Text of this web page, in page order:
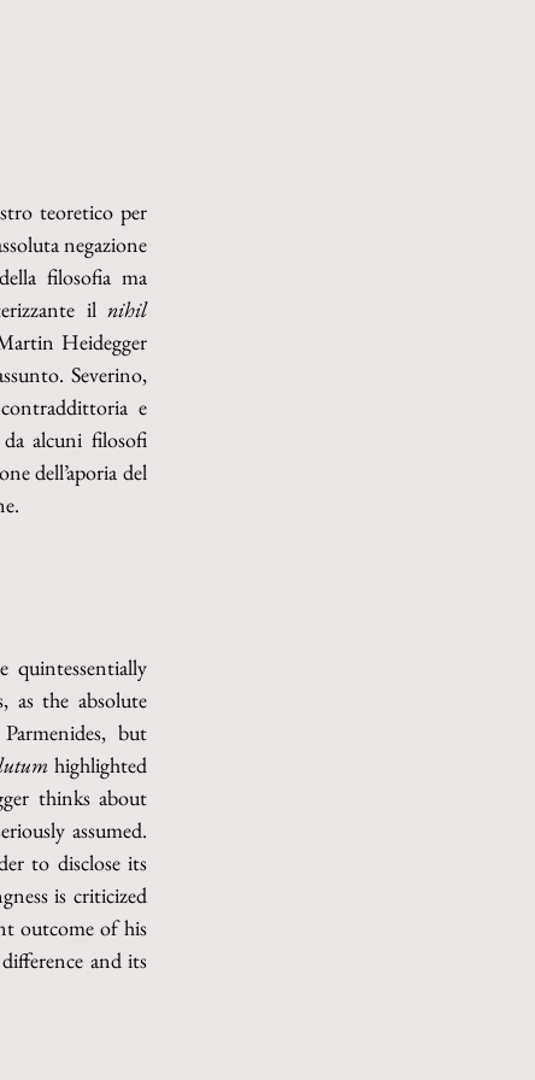
teoretico per
negazione
filosofia ma
il nihil
Heidegger
Severino,
e
alcuni filosofi
dell’aporia del
quintessentially
as the absolute
but
highlighted
thinks about
assumed.
to disclose its
is criticized
outcome of his
and its